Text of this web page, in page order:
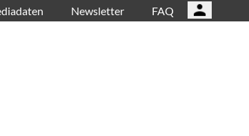
Newsletter FAQ